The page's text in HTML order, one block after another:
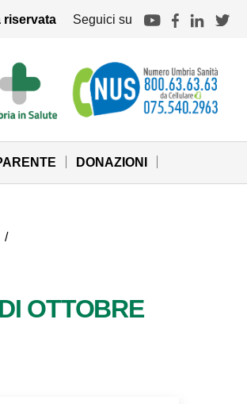
riservata Seguici su
DONAZIONI
/
OTTOBRE